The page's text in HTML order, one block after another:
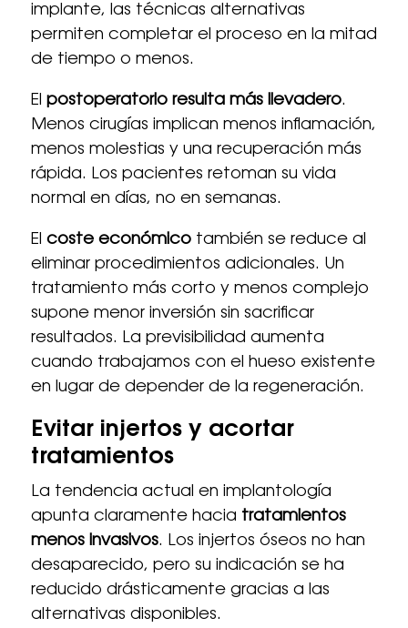
implante, las técnicas alternativas
permiten completar el proceso en la mitad
de tiempo o menos.
El postoperatorio resulta más llevadero.
Menos cirugías implican menos inflamación,
menos molestias y una recuperación más
rápida. Los pacientes retoman su vida
normal en días, no en semanas.
El coste económicotambién se reduce al
eliminar procedimientos adicionales. Un
tratamiento más corto y menos complejo
supone menor inversión sin sacrificar
resultados. La previsibilidad aumenta
cuando trabajamos con el hueso existente
en lugar de depender de la regeneración.
Evitar injertos y acortar
tratamientos
La tendencia actual en implantología
apunta claramente hacia tratamientos
menos invasivos. Los injertos óseos no han
desaparecido, pero su indicación se ha
reducido drásticamente gracias a las
alternativas disponibles.